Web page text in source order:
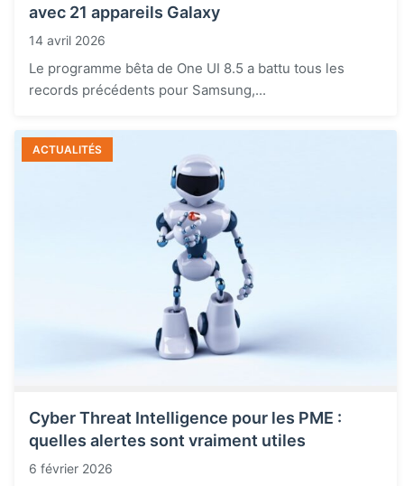
avec 21 appareils Galaxy
14 avril 2026
Le programme bêta de One UI 8.5 a battu tous les
records précédents pour Samsung,...
ACTUALITÉS
Cyber Threat Intelligence pour les PME :
quelles alertes sont vraiment utiles
6 février 2026